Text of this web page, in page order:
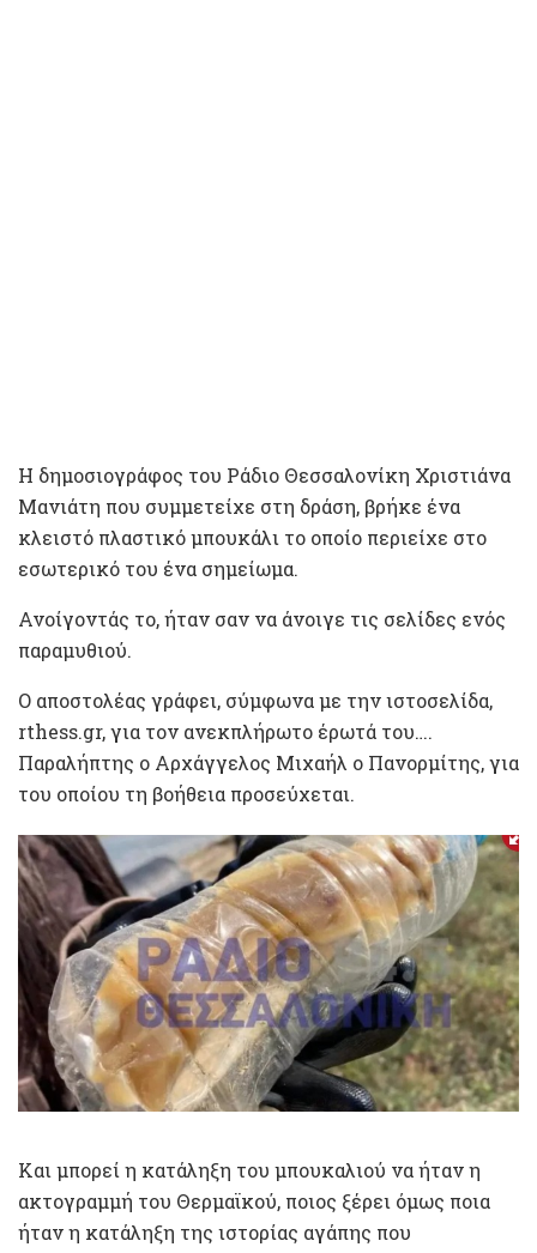
Η δημοσιογράφος του Ράδιο Θεσσαλονίκη Χριστιάνα
Μανιάτη που συμμετείχε στη δράση, βρήκε ένα
κλειστό πλαστικό μπουκάλι το οποίο περιείχε στο
εσωτερικό του ένα σημείωμα.
Ανοίγοντάς το, ήταν σαν να άνοιγε τις σελίδες ενός
παραμυθιού.
Ο αποστολέας γράφει, σύμφωνα με την ιστοσελίδα,
rthess.gr, για τον ανεκπλήρωτο έρωτά του….
Παραλήπτης ο Αρχάγγελος Μιχαήλ ο Πανορμίτης, για
του οποίου τη βοήθεια προσεύχεται.
Και μπορεί η κατάληξη του μπουκαλιού να ήταν η
ακτογραμμή του Θερμαϊκού, ποιος ξέρει όμως ποια
ήταν η κατάληξη της ιστορίας αγάπης που